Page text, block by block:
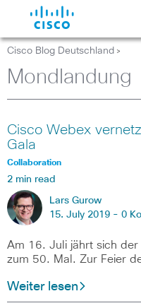
Cisco Blog Deutschland >
Mondlandung
Cisco Webex
Gala
Collaboration
2 min read
Lars Gurow
15. July 2019 - 0
Am 16. Juli jährt sich
zum 50. Mal. Zur Feier
Weiter lesen